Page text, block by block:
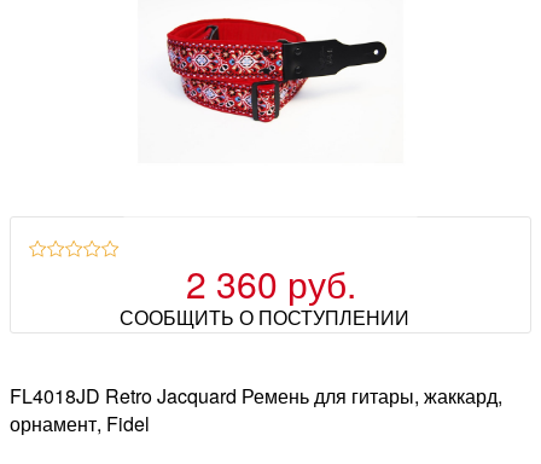
2 360 руб.
СООБЩИТЬ О ПОСТУПЛЕНИИ
FL4018JD Retro Jacquard Ремень для гитары, жаккард,
орнамент, Fidel